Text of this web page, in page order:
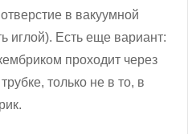
в вакуумной
иглой). Есть еще вариант:
проходит через
только не в то, в